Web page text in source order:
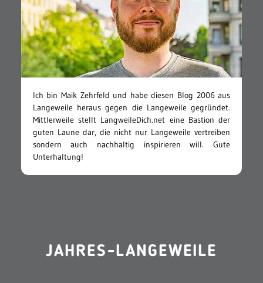
Ich bin Maik Zehrfeld und habe diesen Blog 2006 aus
Langeweile heraus gegen die Langeweile gegründet.
Mittlerweile stellt LangweileDich.net eine Bastion der
guten Laune dar, die nicht nur Langeweile vertreiben
sondern auch nachhaltig inspirieren will. Gute
Unterhaltung!
JAHRES-LANGEWEILE